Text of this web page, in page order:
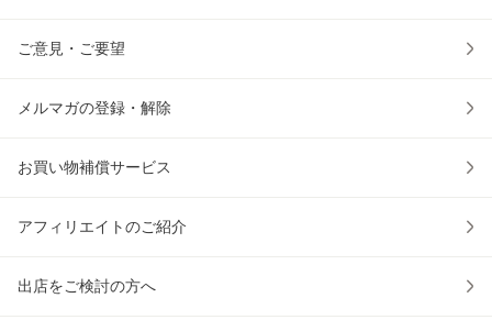
ご意見・ご要望
メルマガの登録・解除
お買い物補償サービス
アフィリエイトのご紹介
出店をご検討の方へ